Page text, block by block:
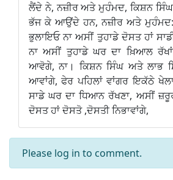
ਲੈਂਦੇ ਨੇ, ਨਜ਼ੀਰ ਅਤੇ ਮੁਹੰਮਦ, ਕਿਸ਼ਨ
ਭੱਜ ਕੇ ਆਉਂਦੇ ਹਨ, ਨਜ਼ੀਰ ਅਤੇ ਮੁਹੰਮਦ:
ਭੁਲਾਇਓ ਨਾ ਅਸੀਂ ਤੁਹਾਡੇ ਦੋਸਤ ਹਾਂ
ਨਾ ਅਸੀਂ ਤੁਹਾਡੇ ਘਰ ਦਾ ਖ਼ਿਆਲ
ਆਵੋਗੇ, ਨਾ। ਕਿਸ਼ਨ ਸਿੰਘ ਅਤੇ ਲਾਭ
ਆਵਾਂਗੇ, ਫੇਰ ਪਹਿਲਾਂ ਵਾਂਗਰ ਇਕੱਠੇ
ਸਾਡੇ ਘਰ ਦਾ ਧਿਆਨ ਰੱਖਣਾ, ਅਸੀਂ
ਦੋਸਤ ਹਾਂ ਦੋਸਤੋ ,ਦੋਸਤੀ ਨਿਭਾਵਾਂਗੇ,
Please log in to comment.